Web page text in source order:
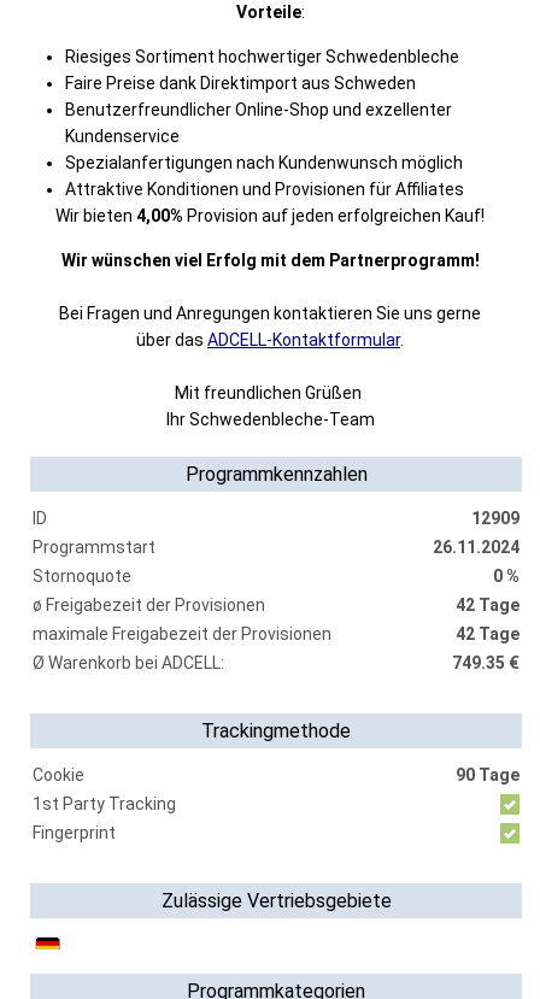
Vorteile:
Riesiges Sortiment hochwertiger Schwedenbleche
Faire Preise dank Direktimport aus Schweden
Benutzerfreundlicher Online-Shop und exzellenter
Kundenservice
Spezialanfertigungen nach Kundenwunsch möglich
Attraktive Konditionen und Provisionen für Affiliates
Wir bieten 4,00% Provision auf jeden erfolgreichen Kauf!
Wir wünschen viel Erfolg mit dem Partnerprogramm!
Bei Fragen und Anregungen kontaktieren Sie uns gerne
über das ADCELL-Kontaktformular.
Mit freundlichen Grüßen
Ihr Schwedenbleche-Team
Programmkennzahlen
ID
12909
Programmstart
26.11.2024
Stornoquote
0 %
ø Freigabezeit der Provisionen
42 Tage
maximale Freigabezeit der Provisionen
42 Tage
Ø Warenkorb bei ADCELL:
749.35 €
Trackingmethode
Cookie
90 Tage
1st Party Tracking
Fingerprint
Zulässige Vertriebsgebiete
Programmkategorien